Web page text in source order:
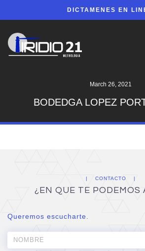
DICTAMENES EN
March 26, 2021
BODEDGA LOPEZ
CONTACTO
¿EN QUE TE PODEMOS
Queremos escucharte.